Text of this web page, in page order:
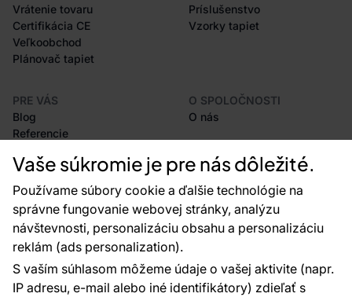
Vaše súkromie je pre nás dôležité.
Používame súbory cookie a ďalšie technológie na
správne fungovanie webovej stránky, analýzu
návštevnosti, personalizáciu obsahu a personalizáciu
reklám (ads personalization).
S vaším súhlasom môžeme údaje o vašej aktivite (napr.
IP adresu, e-mail alebo iné identifikátory) zdieľať s
Vrátenie tovaru
Certifikácia CE
Veľkoobchod
Plánovač tapiet
Príslušenstvo
Vzorky tapiet
PRE VÁS
Blog
Referencie
Rady a tipy
Najčastejšie otázky
O SPOLOČNOSTI
O nás
Kontakty
Sme tu pre vás 24 hodín denne, 7 dní v
týždni